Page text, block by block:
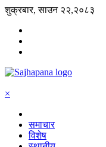
शुक्रबार, साउन २२,२०८३
×
समाचार
विशेष